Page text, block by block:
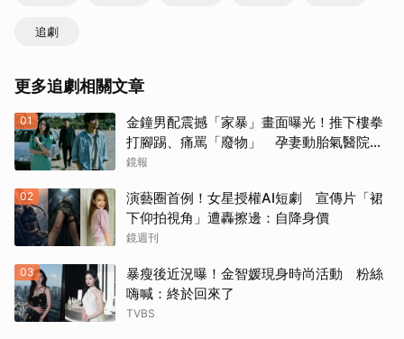
追劇
更多追劇相關文章
01
金鐘男配震撼「家暴」畫面曝光！推下樓拳
打腳踢、痛罵「廢物」 孕妻動胎氣醫院爆
激烈衝突
鏡報
02
演藝圈首例！女星授權AI短劇 宣傳片「裙
下仰拍視角」遭轟擦邊：自降身價
鏡週刊
03
暴瘦後近況曝！金智媛現身時尚活動 粉絲
嗨喊：終於回來了
TVBS